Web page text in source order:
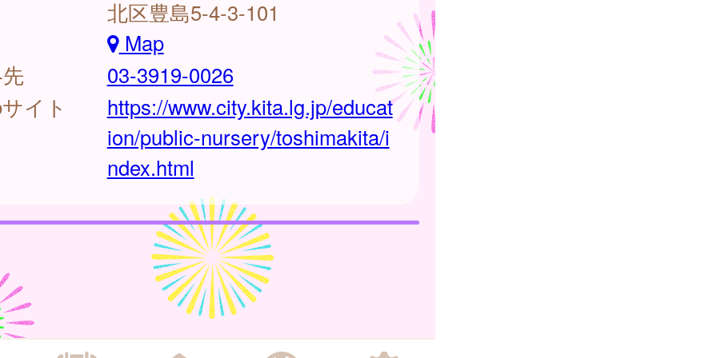
北区豊島5-4-3-101
Map
03-3919-0026
イト
https://www.city.kita.lg.jp/educat
ion/public-nursery/toshimakita/i
ndex.html